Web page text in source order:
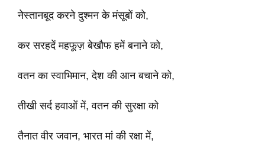
नेस्तानबूद करने दुश्मन के मंसूबों को,
कर सरहदें महफूज़ बेखौफ हमें बनाने को,
वतन का स्वाभिमान, देश की आन बचाने को,
तीखी सर्द हवाओं में, वतन की सुरक्षा को
तैनात वीर जवान, भारत मां की रक्षा में,